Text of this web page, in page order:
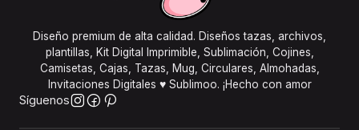
Diseño premium de alta calidad. Diseños tazas, archivos,
plantillas, Kit Digital Imprimible, Sublimación, Cojines,
Camisetas, Cajas, Tazas, Mug, Circulares, Almohadas,
Invitaciones Digitales ♥ Sublimoo. ¡Hecho con amor
Síguenos